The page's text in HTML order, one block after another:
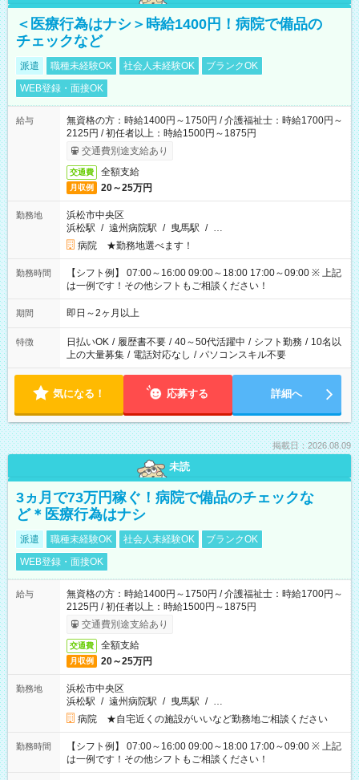
＜医療行為はナシ＞時給1400円！病院で備品の
チェックなど
派遣 職種未経験OK 社会人未経験OK
ブランクOK
WEB登録・面接OK
給与
無資格の方：時給1400円～1750円 / 介護福祉士：時給1700円～
2125円 / 初任者以上：時給1500円～1875円
交通費別途支給あり
交通費 全額支給
月収例 20～25万円
勤務地
浜松市中央区
浜松駅 / 遠州病院駅 / 曳馬駅 / …
病院 ★勤務地選べます！
勤務時間
【シフト例】 07:00～16:00 09:00～18:00 17:00～09:00 ※ 上記
は一例です！その他シフトもご相談ください！
期間 即日～2ヶ月以上
特徴 日払いOK / 履歴書不要 / 40～50代活躍中 / シフト勤務 / 10名以
上の大量募集 / 電話対応なし / パソコンスキル不要
気になる！ 応募する 詳細へ
掲載日：2026.08.09
未読
3ヵ月で73万円稼ぐ！病院で備品のチェックな
ど＊医療行為はナシ
派遣 職種未経験OK 社会人未経験OK
ブランクOK
WEB登録・面接OK
給与
無資格の方：時給1400円～1750円 / 介護福祉士：時給1700円～
2125円 / 初任者以上：時給1500円～1875円
交通費別途支給あり
交通費 全額支給
月収例 20～25万円
勤務地
浜松市中央区
浜松駅 / 遠州病院駅 / 曳馬駅 / …
病院 ★自宅近くの施設がいいなど勤務地ご相談ください
勤務時間
【シフト例】 07:00～16:00 09:00～18:00 17:00～09:00 ※ 上記
は一例です！その他シフトもご相談ください！